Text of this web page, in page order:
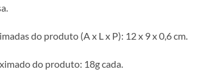
do produto (A x L x P): 12 x 9 x 0,6 cm.
do produto: 18g cada.